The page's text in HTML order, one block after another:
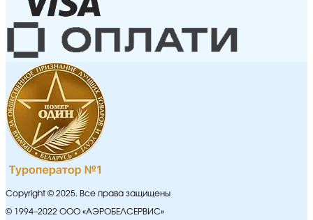
Copyright © 2025. Все права защищены
© 1994–2022 ООО «АЭРОБЕЛСЕРВИС»